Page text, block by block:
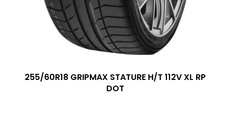
255/60R18 GRIPMAX STATURE H/T 112V XL RP
DOT